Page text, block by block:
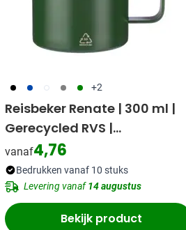
001 023 002 003 004 +2
Reisbeker Renate | 300 ml |
Gerecycled RVS |
Dubbelwandig | Klikdeksel
vanaf4,76
Bedrukken vanaf 10 stuks
Levering vanaf14 augustus
Bekijk product